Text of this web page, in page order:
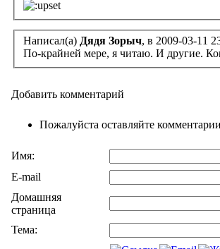
Написал(а) Дядя Зорыч, в 2009-03-11
По-крайней мере, я читаю. И другие.
Добавить комментарий
Пожалуйста оставляйте
Имя:
E-mail
Домашняя
страница
Тема: